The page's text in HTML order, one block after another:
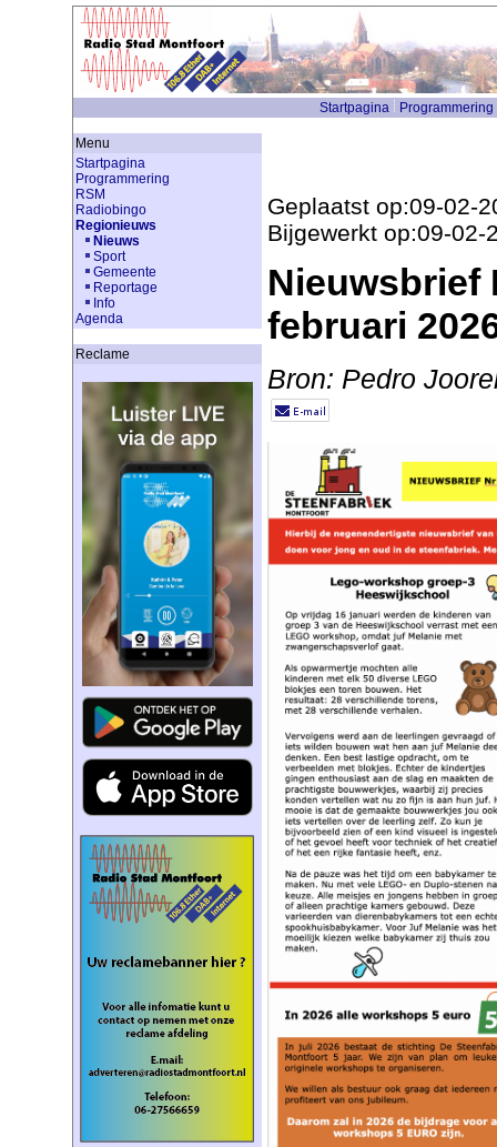
Startpagina Programmering
Menu
Startpagina
Programmering
RSM
Radiobingo
Regionieuws
Nieuws
Sport
Gemeente
Reportage
Info
Agenda
Reclame
Geplaatst op:09-02-
Bijgewerkt op:09-02-
Nieuwsbrief
februari
Bron: Pedro